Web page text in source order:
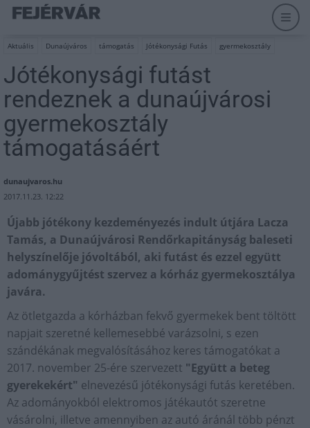
Aktuális Dunaújváros támogatás Jótékonysági Futás gyermekosztály
Jótékonysági futást
rendeznek a dunaújvárosi
gyermekosztály
támogatásáért
dunaujvaros.hu
2017.11.23. 12:22
Újabb jótékony kezdeményezés indult útjára Lacza
Tamás, a Dunaújvárosi Rendőrkapitányság baleseti
helyszínelője jóvoltából, aki futást és ezzel együtt
adománygyűjtést szervez a kórház gyermekosztálya
javára.
Az ötletgazda a kórházban fekvő gyermekek bent töltött
napjait szeretné kellemesebbé varázsolni, s ezen
szándékának megvalósításához keres támogatókat a
2017. november 25-ére szervezett "Együtt a beteg
gyerekekért" elnevezésű jótékonysági futás keretében.
Az adományokból elektromos játékautót szeretne
vásárolni, illetve amennyiben az autó áránál több pénzt